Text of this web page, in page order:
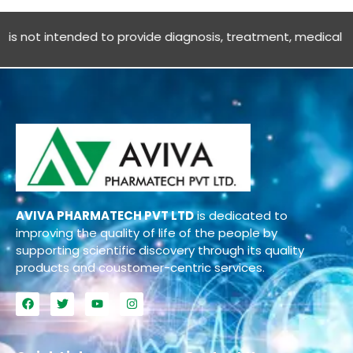
to provide diagnosis, treatment, medical advice
AVIVA PHARMATECH PVT LTDis dedicated to
improving the quality of life of the people by
supporting scientific discovery through its quality
products and coustomer-centric services.